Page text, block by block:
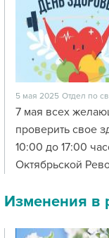
5 мая 2025 Отдел по
7 мая всех
проверить свое
10:00 до 17:00
Октябрьской
Изменения в